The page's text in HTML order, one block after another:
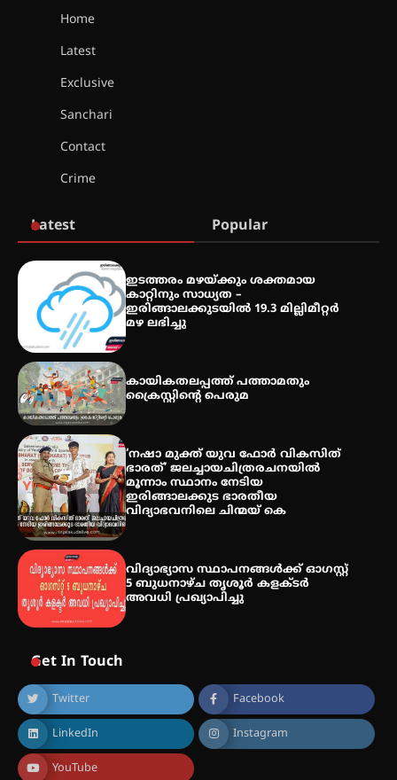
അരങ്ങ് 2026′ ആഗസ്റ്റ് 8, 9
Home
Latest
Exclusive
Sanchari
Contact
Crime
Latest Popular
ഇടത്തരം മഴയ്ക്കും ശക്തമായ
കാറ്റിനും സാധ്യത –
ഇരിങ്ങാലക്കുടയിൽ 19.3 മില്ലിമീറ്റർ
മഴ ലഭിച്ചു
കായികതലപ്പത്ത് പത്താമതും
ക്രൈസ്റ്റിന്റെ പെരുമ
‘നഷാ മുക്ത് യുവ ഫോർ വികസിത്
ഭാരത്’ ജലച്ചായചിത്രരചനയിൽ
മൂന്നാം സ്ഥാനം നേടിയ
ഇരിങ്ങാലക്കുട ഭാരതീയ
വിദ്യാഭവനിലെ ചിന്മയ് കെ
വിദ്യാഭ്യാസ സ്ഥാപനങ്ങള്‍ക്ക് ഓഗസ്റ്റ്
5 ബുധനാഴ്ച തൃശൂർ കളക്ടർ
അവധി പ്രഖ്യാപിച്ചു
Get In Touch
Twitter Facebook
LinkedIn Instagram
YouTube